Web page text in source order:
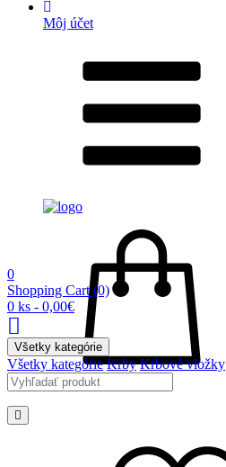
Môj účet
0
Shopping Cart (0)
0 ks - 0,00€
Všetky kategórie
Všetky kategórie Krby Krbové vložky